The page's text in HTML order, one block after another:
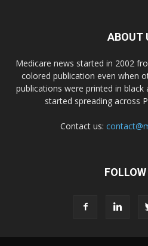
ABOUT
Medicare news started in 2002
colored publication even when
publications were printed in black
started spreading across
Contact us: